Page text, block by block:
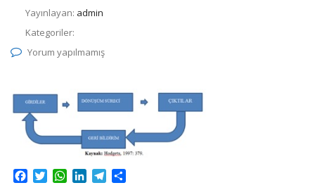
Yayınlayan: admin
Kategoriler:
Yorum yapılmamış
Facebook
TwitterWhatsApp
LinkedInTelegram